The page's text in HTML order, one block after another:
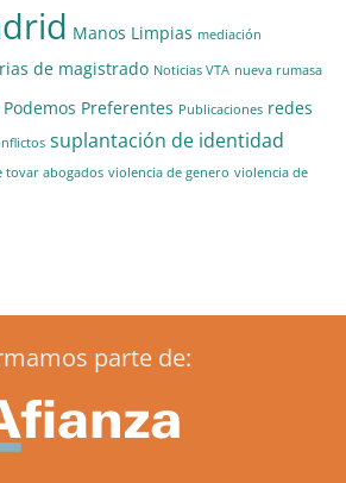
Manos Limpias mediación
de magistrado Noticias VTA nueva rumasa
Podemos Preferentes Publicaciones redes
suplantación de identidad
tovar abogados violencia de genero violencia de
parte de: